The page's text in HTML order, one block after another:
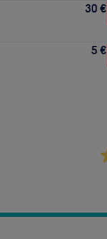
30 €
5 €